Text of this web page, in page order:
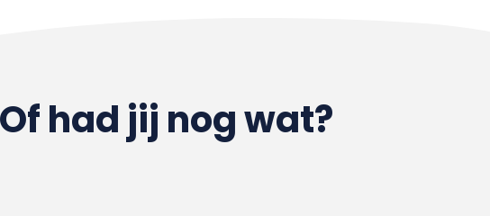
had jij nog wat?